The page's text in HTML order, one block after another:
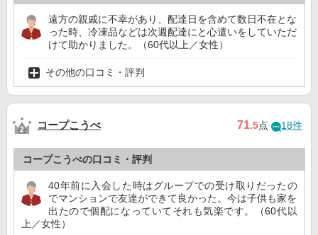
遠方の親戚に不幸があり、配達日を含めて数日不在とな
った時、冷凍品などは次週配達にと心遣いをしていただ
けて助かりました。（60代以上／女性）
その他の口コミ・評判
コープこうべ 71.5点 18件
コープこうべの口コミ・評判
40年前に入会した時はグループでの受け取りだったの
でマンションで友達ができて良かった。今は子供も家を
出たので個配になっていてそれも気楽です。（60代以
上／女性）